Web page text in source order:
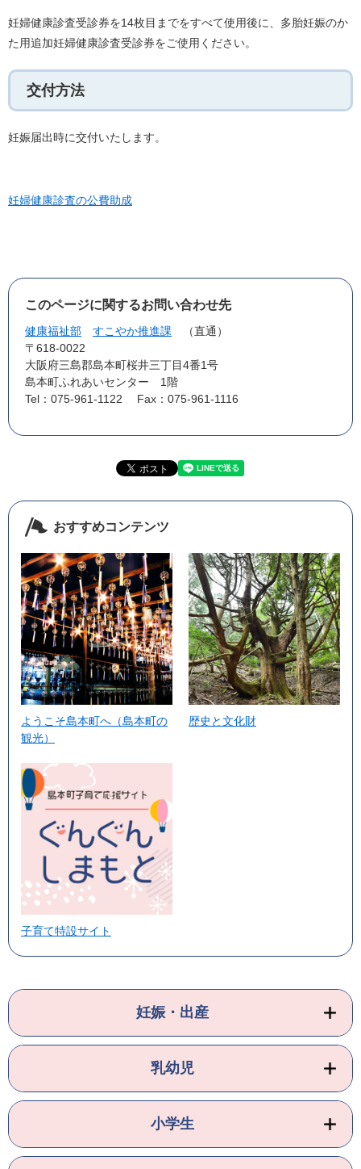
妊婦健康診査受診券を14枚目までをすべて使用後に、多胎妊娠のか
た用追加妊婦健康診査受診券をご使用ください。
交付方法
妊娠届出時に交付いたします。
妊婦健康診査の公費助成
このページに関するお問い合わせ先
健康福祉部 すこやか推進課
直通
〒618-0022
大阪府三島郡島本町桜井三丁目4番1号
島本町ふれあいセンター 1階
Tel：075-961-1122
Fax：075-961-1116
おすすめコンテンツ
ようこそ島本町へ（島本町の
観光）
歴史と文化財
子育て特設サイト
妊娠・出産
乳幼児
小学生